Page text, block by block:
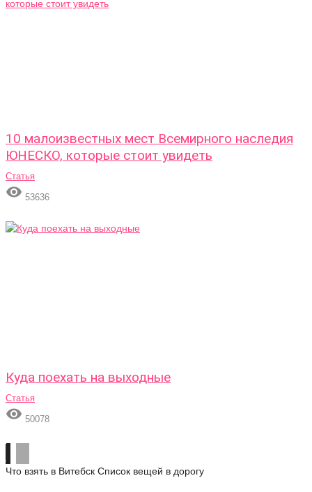
10 малоизвестных мест Всемирного наследия
ЮНЕСКО, которые стоит увидеть
Статья
 53636
Куда поехать на выходные
Статья
 50078
Что взять в Витебск Список вещей в дорогу